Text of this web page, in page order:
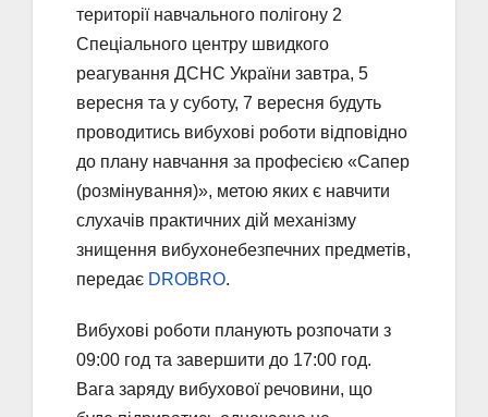
території навчального полігону 2
Спеціального центру швидкого
реагування ДСНС України завтра, 5
вересня та у суботу, 7 вересня будуть
проводитись вибухові роботи відповідно
до плану навчання за професією «Сапер
(розмінування)», метою яких є навчити
слухачів практичних дій механізму
знищення вибухонебезпечних предметів,
передає DROBRO.
Вибухові роботи планують розпочати з
09:00 год та завершити до 17:00 год.
Вага заряду вибухової речовини, що